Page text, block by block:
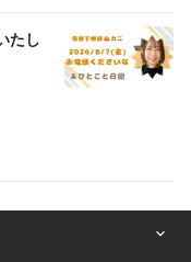
たし